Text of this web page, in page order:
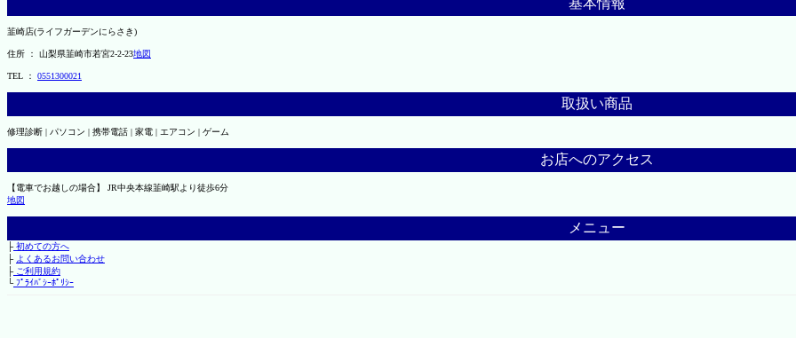
基本情報
韮崎店(ライフガーデンにらさき)
住所 ： 山梨県韮崎市若宮2-2-23地図
TEL ： 0551300021
取扱い商品
修理診断 | パソコン | 携帯電話 | 家電 | エアコン | ゲーム
お店へのアクセス
【電車でお越しの場合】 JR中央本線韮崎駅より徒歩6分
地図
メニュー
├初めての方へ
├ よくあるお問い合わせ
├ご利用規約
└ﾌﾟﾗｲﾊﾞｼｰﾎﾟﾘｼｰ